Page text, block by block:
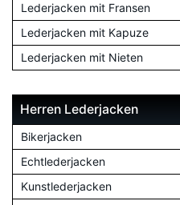
Lederjacken mit Fransen
Lederjacken mit Kapuze
Lederjacken mit Nieten
Herren Lederjacken
Bikerjacken
Echtlederjacken
Kunstlederjacken